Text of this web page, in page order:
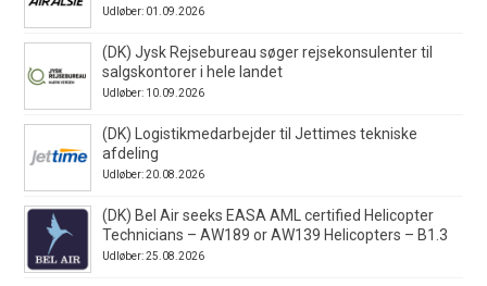
Udløber: 01.09.2026
(DK) Jysk Rejsebureau søger rejsekonsulenter til
salgskontorer i hele landet
Udløber: 10.09.2026
(DK) Logistikmedarbejder til Jettimes tekniske
afdeling
Udløber: 20.08.2026
(DK) Bel Air seeks EASA AML certified Helicopter
Technicians – AW189 or AW139 Helicopters – B1.3
Udløber: 25.08.2026